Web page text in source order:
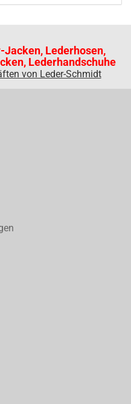
Jacken, Lederhosen,
Lederhandschuhe
von Leder-Schmidt